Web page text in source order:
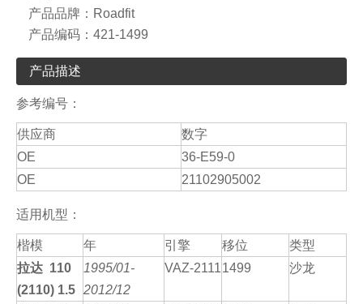
产品品牌： Roadfit
产品编码： 421-1499
产品描述
参考编号：
供应商
数字
OE
36-E59-0
OE
21102905002
适用机型：
楷模 年 引擎 移位
类型
拉达 110
(2110) 1.5
1995/01-
2012/12
VAZ-21111499 沙龙